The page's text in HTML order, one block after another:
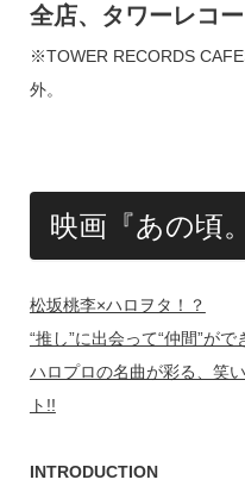
全店、タワーレコ
※TOWER RECORDS
外。
映画『あの頃。
松坂桃李×ハロヲタ！？
“推し”に出会って“仲間”がで
ハロプロの名曲が彩る、笑
ト!!
INTRODUCTION